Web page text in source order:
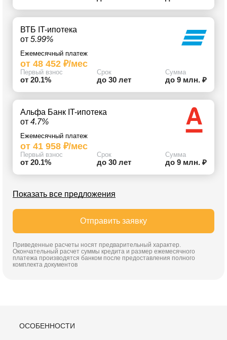
ВТБ IT-ипотека
от 5.99%
Ежемесячный платеж
от 48 452 ₽/мес
Первый взнос
от 20.1%
Срок
до 30 лет
Сумма
до 9 млн. ₽
Альфа Банк IT-ипотека
от 4.7%
Ежемесячный платеж
от 41 958 ₽/мес
Первый взнос
от 20.1%
Срок
до 30 лет
Сумма
до 9 млн. ₽
Показать все предложения
Отправить заявку
Приведенные расчеты носят предварительный характер.
Окончательный расчет суммы кредита и размер ежемесячного
платежа производятся банком после предоставления полного
комплекта документов
ОСОБЕННОСТИ